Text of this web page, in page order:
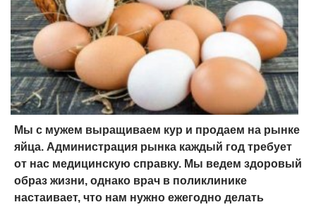
Мы с мужем выращиваем кур и продаем на рынке
яйца. Администрация рынка каждый год требует
от нас медицинскую справку. Мы ведем здоровый
образ жизни, однако врач в поликлинике
настаивает, что нам нужно ежегодно делать